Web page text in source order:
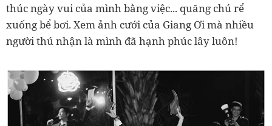
thúc ngày vui của mình bằng việc... quăng chú rể
xuống bể bơi. Xem ảnh cưới của Giang Ơi mà nhiều
người thú nhận là mình đã hạnh phúc lây luôn!